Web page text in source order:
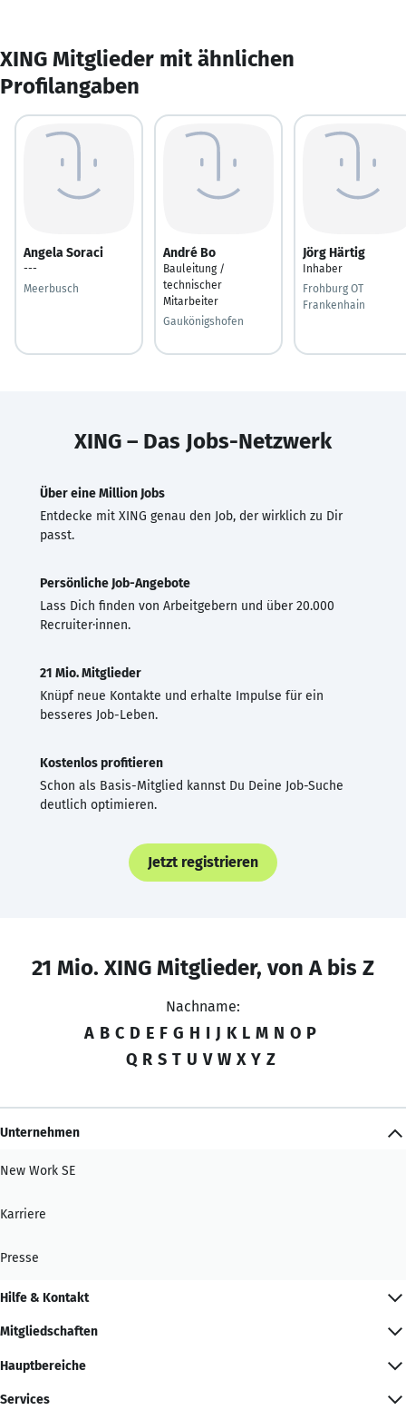
XING Mitglieder mit ähnlichen
Profilangaben
Angela Soraci
---
Meerbusch
André Bo
Bauleitung /
technischer
Mitarbeiter
Gaukönigshofen
Jörg Härtig
Inhaber
Frohburg OT
Frankenhain
XING – Das Jobs-Netzwerk
Über eine Million Jobs
Entdecke mit XING genau den Job, der wirklich zu Dir
passt.
Persönliche Job-Angebote
Lass Dich finden von Arbeitgebern und über 20.000
Recruiter·innen.
21 Mio. Mitglieder
Knüpf neue Kontakte und erhalte Impulse für ein
besseres Job-Leben.
Kostenlos profitieren
Schon als Basis-Mitglied kannst Du Deine Job-Suche
deutlich optimieren.
Jetzt registrieren
21 Mio. XING Mitglieder, von A bis Z
Nachname:
A B C D E F G H I J K L M N O P
Q R S T U V W X Y Z
Unternehmen
New Work SE
Karriere
Presse
Hilfe & Kontakt
Mitgliedschaften
Hauptbereiche
Services